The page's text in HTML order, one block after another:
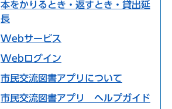
本をかりるとき・返すとき・貸出延
長
Webサービス
Webログイン
市民交流図書アプリについて
市民交流図書アプリ ヘルプガイド